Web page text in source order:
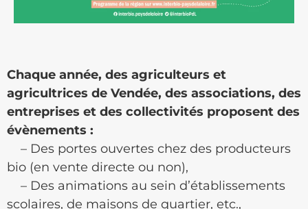
Chaque année, des agriculteurs et
agricultrices de Vendée, des associations, des
entreprises et des collectivités proposent des
évènements :
– Des portes ouvertes chez des producteurs
bio (en vente directe ou non),
– Des animations au sein d’établissements
scolaires, de maisons de quartier, etc.,